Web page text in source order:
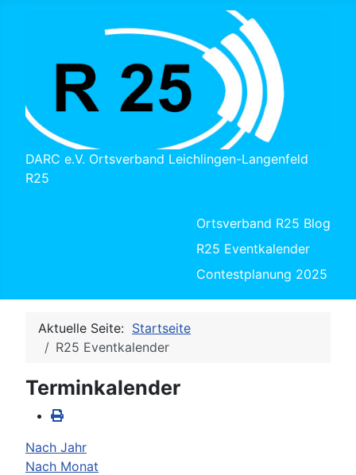
DARC e.V. Ortsverband Leichlingen-Langenfeld
R25
Ortsverband R25 Blog
R25 Eventkalender
Contestplanung 2025
Aktuelle Seite: Startseite
R25 Eventkalender
Terminkalender
Nach Jahr
Nach Monat